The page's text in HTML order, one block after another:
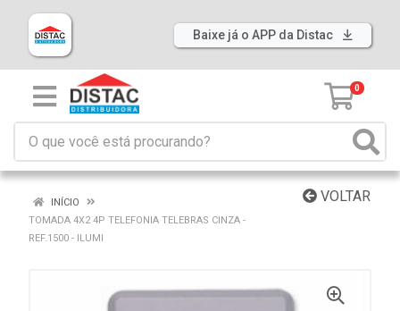
Baixe já o APP da Distac
0
VOLTAR
INÍCIO
TOMADA 4X2 4P TELEFONIA TELEBRAS CINZA -
REF.1500 - ILUMI